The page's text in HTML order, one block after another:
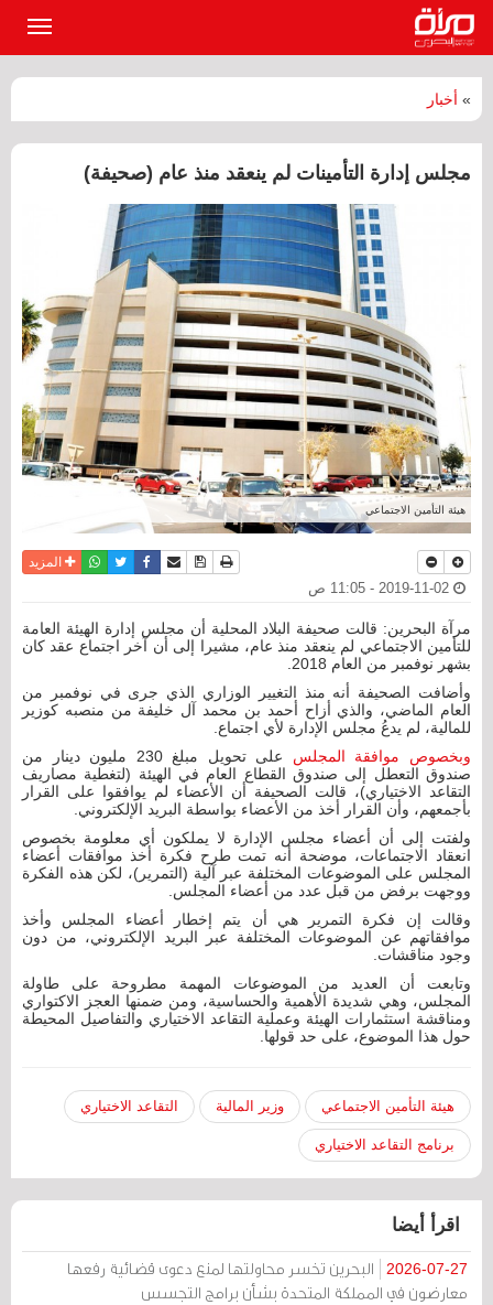
» أخبار
مجلس إدارة التأمينات لم ينعقد منذ عام (صحيفة)
هيئة التأمين الاجتماعي
نسخة للطباعة
حفظ الموضوع
أرسل الى صديق
فيسبوكتويترواتسابالمزيد
مرآة البحرين: قالت صحيفة البلاد المحلية أن مجلس إدارة الهيئة العامة
للتأمين الاجتماعي لم ينعقد منذ عام، مشيرا إلى أن آخر اجتماع عقد كان
بشهر نوفمبر من العام 2018.
وأضافت الصحيفة أنه منذ التغيير الوزاري الذي جرى في نوفمبر من
العام الماضي، والذي أزاح أحمد بن محمد آل خليفة من منصبه كوزير
للمالية، لم يدعُ مجلس الإدارة لأي اجتماع.
وبخصوص موافقة المجلس
على تحويل مبلغ 230 مليون دينار من
صندوق التعطل إلى صندوق القطاع العام في الهيئة (لتغطية مصاريف
التقاعد الاختياري)، قالت الصحيفة أن الأعضاء لم يوافقوا على القرار
بأجمعهم، وأن القرار أخذ من الأعضاء بواسطة البريد الإلكتروني.
ولفتت إلى أن أعضاء مجلس الإدارة لا يملكون أي معلومة بخصوص
انعقاد الاجتماعات، موضحة أنه تمت طرح فكرة أخذ موافقات أعضاء
المجلس على الموضوعات المختلفة عبر آلية (التمرير)، لكن هذه الفكرة
ووجهت برفض من قبل عدد من أعضاء المجلس.
وقالت إن فكرة التمرير هي أن يتم إخطار أعضاء المجلس وأخذ
موافقاتهم عن الموضوعات المختلفة عبر البريد الإلكتروني، من دون
وجود مناقشات.
وتابعت أن العديد من الموضوعات المهمة مطروحة على طاولة
المجلس، وهي شديدة الأهمية والحساسية، ومن ضمنها العجز الاكتواري
ومناقشة استثمارات الهيئة وعملية التقاعد الاختياري والتفاصيل المحيطة
حول هذا الموضوع، على حد قولها.
هيئة التأمين الاجتماعي وزير المالية التقاعد الاختياري
برنامج التقاعد الاختياري
اقرأ أيضا
2026-07-27
البحرين تخسر محاولتها لمنع دعوى قضائية رفعها
معارضون في المملكة المتحدة بشأن برامج التجسس